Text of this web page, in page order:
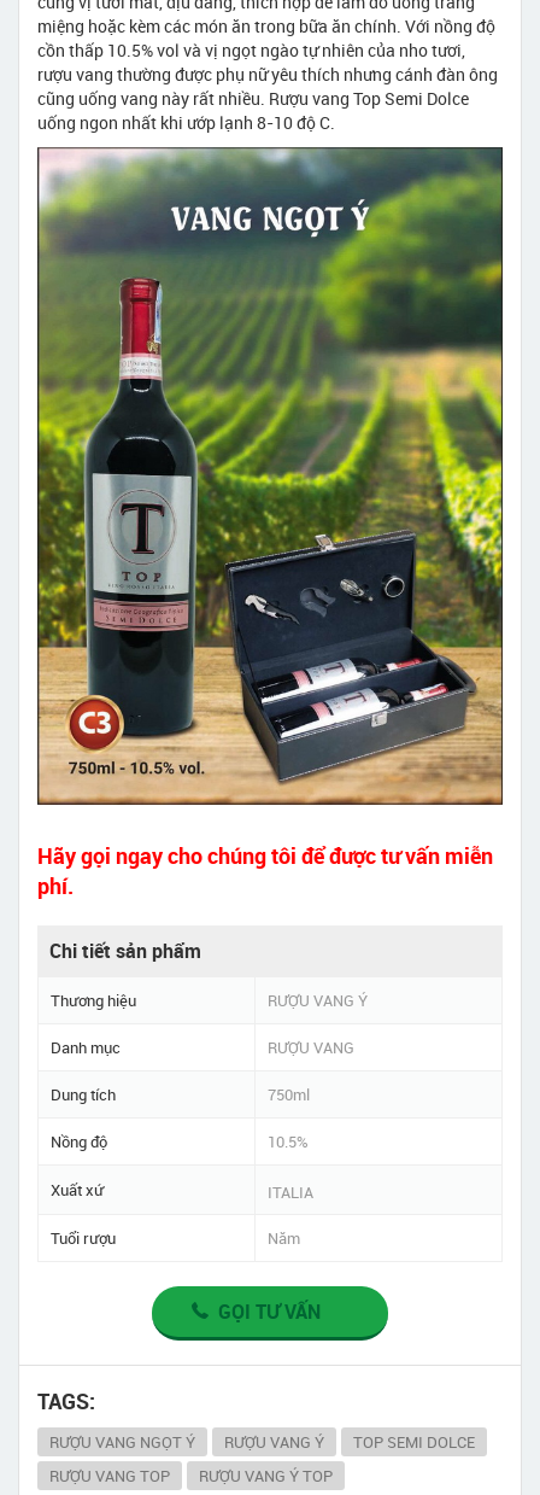
miệng hoặc kèm các món ăn trong bữa ăn chính. Với nồng độ
cồn thấp 10.5% vol và vị ngọt ngào tự nhiên của nho tươi,
rượu vang thường được phụ nữ yêu thích nhưng cánh đàn ông
cũng uống vang này rất nhiều. Rượu vang Top Semi Dolce
uống ngon nhất khi ướp lạnh 8-10 độ C.
Hãy gọi ngay cho chúng tôi để được tư vấn miễn
phí.
Chi tiết sản phẩm
Thương hiệu RƯỢU VANG Ý
Danh mục RƯỢU VANG
Dung tích 750ml
Nồng độ 10.5%
Xuất xứ ITALIA
Tuổi rượu Năm
GỌI TƯ VẤN
TAGS:
RƯỢU VANG NGỌT Ý RƯỢU VANG Ý
TOP SEMI DOLCE
RƯỢU VANG TOP
RƯỢU VANG Ý TOP